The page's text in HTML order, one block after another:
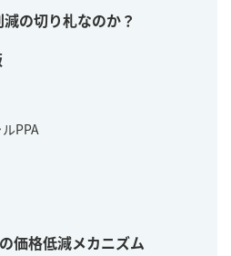
の切り札なのか？
PPA
価格低減メカニズム